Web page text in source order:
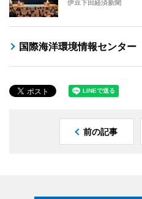
伊豆下田経済新聞
国際海洋環境情報センター
前の記事